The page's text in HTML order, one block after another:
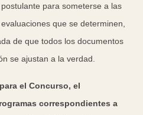
para someterse a las
que se determinen,
de que todos los documentos
se ajustan a la verdad.
el Concurso, el
correspondientes a